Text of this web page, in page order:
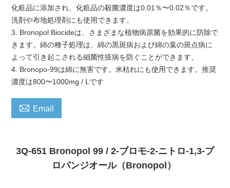
化粧品に添加され、化粧品の殺菌濃度は0.01％〜0.02％です。
洗剤や布地処理剤にも使用できます。
3. Bronopol Biocideは、さまざまな植物病原菌を効果的に防除で
きます。綿の種子処理は、綿の黒斑病および綿の葉の斑点病に
よって引き起こされる細菌性疫病を防ぐことができます。
4. Bronopo-99は綿に無害です。米枯れにも使用できます。推奨
濃度は800〜1000mg / Lです
 Email
3Q-651 Bronopol 99 / 2-ブロモ-2-ニトロ-1,3-プ
ロパンジオール（Bronopol）